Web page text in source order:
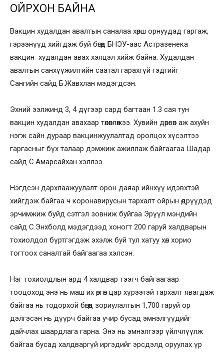
ОЙРХОН БАЙНА
Вакцин худалдан авалтын саналаа хөрш орнуудад гаргаж,
гэрээнүүд хийгдэж буй бөгөөд БНЭУ-аас Астразенека
вакцин худалдан авах хэлцэл хийж байна. Худалдан
авалтын санхүүжилтийн саатал гарахгүй гэдгийг
Сангийн сайд Б.Жавхлан мэдэгдсэн.
Эхний ээлжинд 3, 4 дүгээр сард багтаан 1.3 сая тун
вакцин худалдан авахаар төлөвлөжээ. Хувийн дөрвөн аж ахуйн
нэгж сайн дураар вакцинжуулалтад оролцох хүсэлтээ
гаргасныг бүх талаар дэмжиж ажиллаж байгаагаа Шадар
сайд С.Амарсайхан хэллээ.
Нэгдсэн дархлаажуулалт орон даяар ийнхүү идэвхтэй
хийгдэж байгаа ч коронавирусын тархалт ойрын өдрүүдэд
эрчимжиж буйд сэтгэл зовниж буйгаа Эрүүл мэндийн
сайд С.Энхболд мэдэгдээд хоногт 200 гаруй халдварын
тохиолдол бүртгэгдэж эхэлж буй тул хатуу хөл хорио
тогтоох саналтай байгаагаа хэлсэн.
Нэг тохиолдлын ард 4 халдвар тээгч байгаагаар
тооцоход энэ нь маш их өргөн цар хүрээтэй тархалт явагдаж
байгаа нь тодорхой бөгөөд зориулалтын 1,700 гаруй ор
дэлгэсэн нь дүүрч байгаа учир бусад эмнэлгүүдийг
дайчлах шаардлага гарна. Энэ нь эмнэлгээр үйлчлүүлж
байгаа бусад халдваргүй иргэдийг эрсдэлд оруулах үр